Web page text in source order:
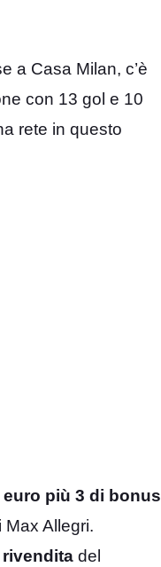
a Casa Milan, c’è
con 13 gol e 10
rete in questo
più 3 di bonus
Allegri.
rivendita del